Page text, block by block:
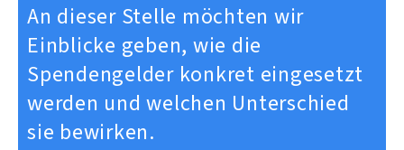
An dieser Stelle möchten wir
Einblicke geben, wie die
Spendengelder konkret eingesetzt
werden und welchen Unterschied
sie bewirken.